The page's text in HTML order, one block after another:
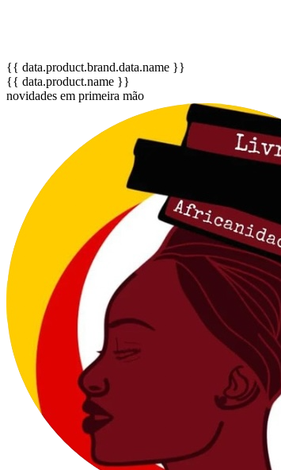
{{ data.product.brand.data.name }}
{{ data.product.name }}
novidades em primeira mão